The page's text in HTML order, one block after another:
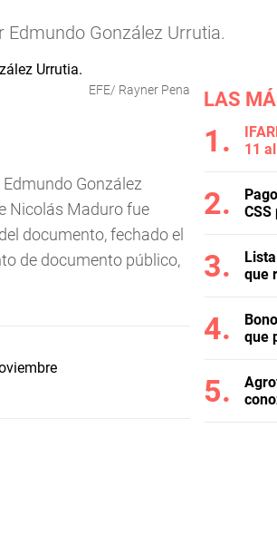
González Urrutia.
EFE/ Rayner Pena
González
Nicolás Maduro fue
documento, fechado el
de documento público,
LAS
11
que
que